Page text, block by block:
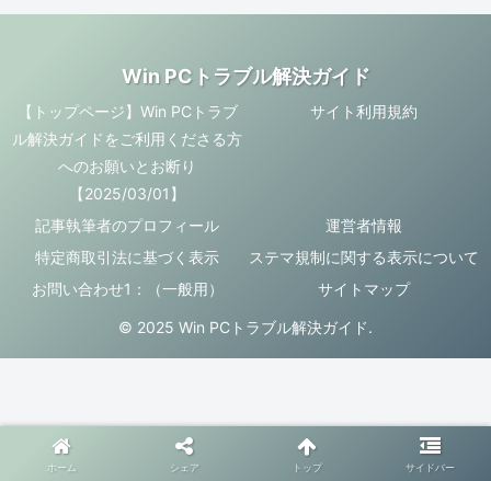
Win PCトラブル解決ガイド
【トップページ】Win PCトラブ
ル解決ガイドをご利用くださる方
へのお願いとお断り
【2025/03/01】
サイト利用規約
記事執筆者のプロフィール
運営者情報
特定商取引法に基づく表示
ステマ規制に関する表示について
お問い合わせ1：（一般用）
サイトマップ
© 2025 Win PCトラブル解決ガイド.
ホーム シェア トップ サイドバー